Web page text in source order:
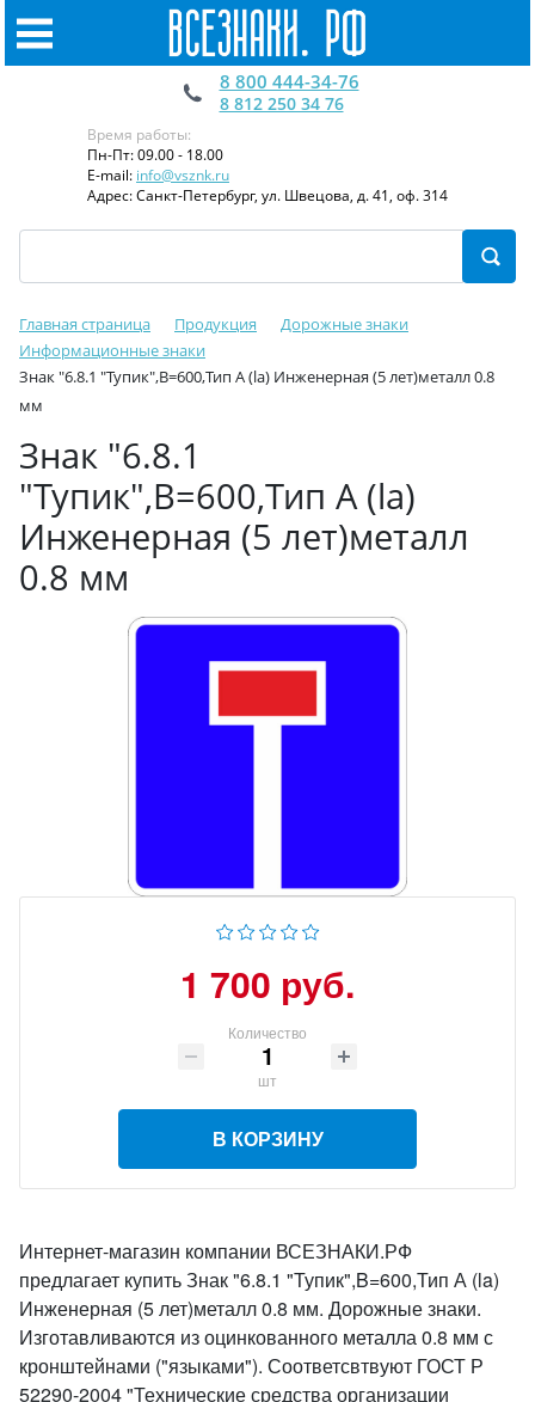
8 800 444-34-76
8 812 250 34 76
Время работы:
Пн-Пт: 09.00 - 18.00
E-mail: info@vsznk.ru
Адрес: Санкт-Петербург, ул. Швецова, д. 41, оф. 314
Главная страница Продукция
Дорожные знаки
Информационные знаки
Знак "6.8.1 "Тупик",B=600,Тип А (la) Инженерная (5 лет)металл 0.8
мм
Знак "6.8.1
"Тупик",B=600,Тип А (la)
Инженерная (5 лет)металл
0.8 мм
1 700 руб.
Количество
шт
В КОРЗИНУ
Интернет-магазин компании ВСЕЗНАКИ.РФ
предлагает купить Знак "6.8.1 "Тупик",B=600,Тип А (la)
Инженерная (5 лет)металл 0.8 мм. Дорожные знаки.
Изготавливаются из оцинкованного металла 0.8 мм с
кронштейнами ("языками"). Соответсвтвуют ГОСТ Р
52290-2004 "Технические средства организации